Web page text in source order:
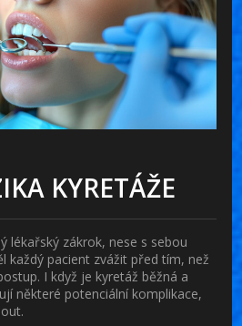
KYRETÁŽE
lékařský zákrok, nese s sebou
každý pacient zvážit před tím, než
I když je kyretáž běžná a
některé potenciální komplikace,